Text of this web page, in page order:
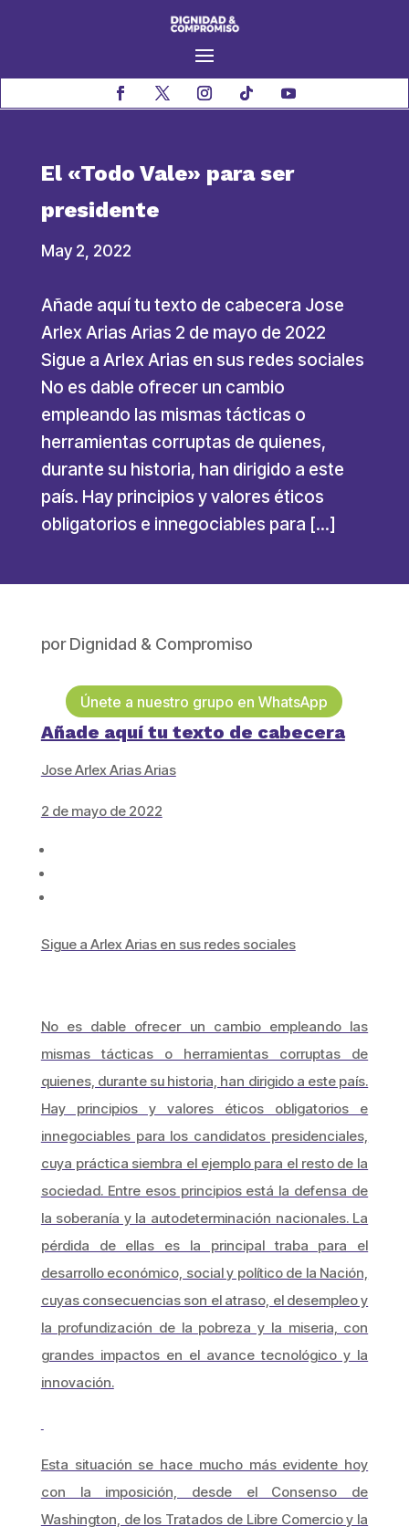
El «Todo Vale» para ser
presidente
May 2, 2022
Añade aquí tu texto de cabecera Jose
Arlex Arias Arias 2 de mayo de 2022
Sigue a Arlex Arias en sus redes sociales
No es dable ofrecer un cambio
empleando las mismas tácticas o
herramientas corruptas de quienes,
durante su historia, han dirigido a este
país. Hay principios y valores éticos
obligatorios e innegociables para […]
porDignidad & Compromiso
Únete a nuestro grupo en WhatsApp
Añade aquí tu texto de cabecera
Jose Arlex Arias Arias
2 de mayo de 2022
Sigue a Arlex Arias en sus redes sociales
No es dable ofrecer un cambio empleando las
mismas tácticas o herramientas corruptas de
quienes, durante su historia, han dirigido a este país.
Hay principios y valores éticos obligatorios e
innegociables para los candidatos presidenciales,
cuya práctica siembra el ejemplo para el resto de la
sociedad. Entre esos principios está la defensa de
la soberanía y la autodeterminación nacionales. La
pérdida de ellas es la principal traba para el
desarrollo económico, social y político de la Nación,
cuyas consecuencias son el atraso, el desempleo y
la profundización de la pobreza y la miseria, con
grandes impactos en el avance tecnológico y la
innovación.
Esta situación se hace mucho más evidente hoy
con la imposición, desde el Consenso de
Washington, de los Tratados de Libre Comercio y la